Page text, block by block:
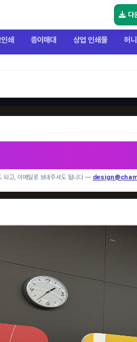
다
쇄 종이매대 상업 인쇄물 허
되고, 이메일로 보내주셔도 됩니다 —